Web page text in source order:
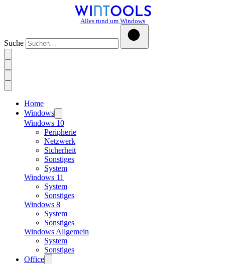
Alles rund um Windows
Suche
Home
Windows
Windows 10
Peripherie
Netzwerk
Sicherheit
Sonstiges
System
Windows 11
System
Sonstiges
Windows 8
System
Sonstiges
Windows Allgemein
System
Sonstiges
Office